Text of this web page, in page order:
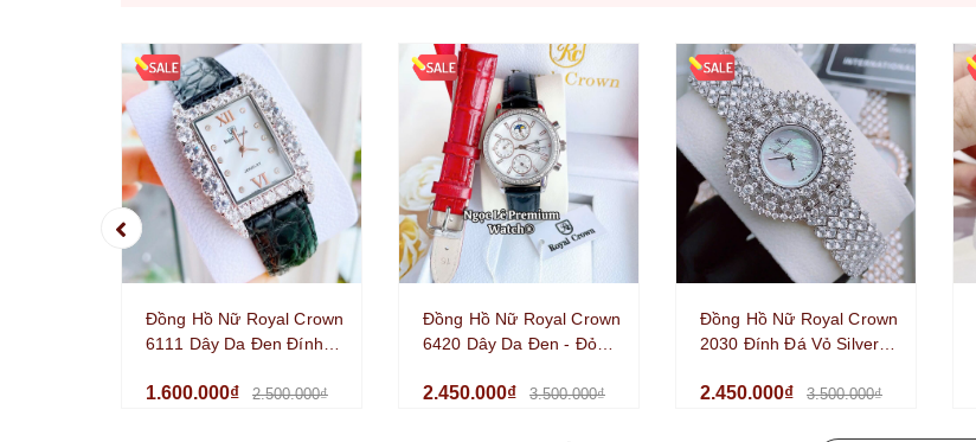
Dây
Đồng
Hồ
Dây
chuyền
Vòng
Tay
Nhẫn
Đồng Hồ Nữ Royal Crown
6111 Dây Da Đen Đính
1.600.000₫ 2.500.000₫
Đồng Hồ Nữ Royal Crown
6420 Dây Da Đen - Đỏ
35mm
2.450.000₫ 3.500.000₫
Đồng Hồ Nữ Royal Crown
2030 Đính Đá Vỏ Silver
2.450.000₫ 3.500.000₫